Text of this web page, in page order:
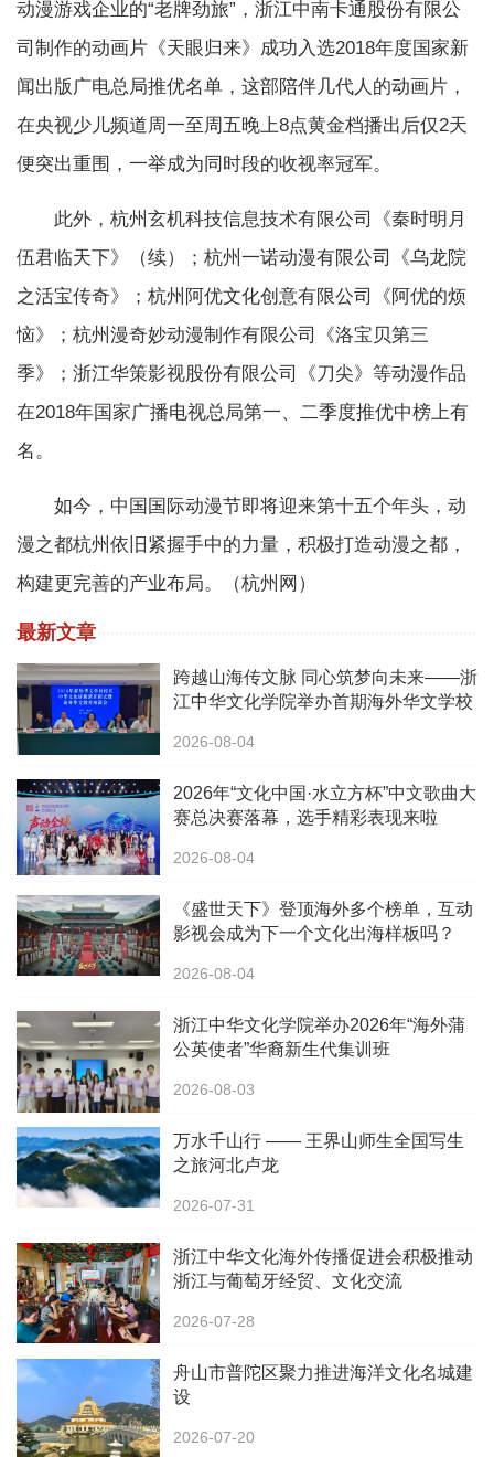
动漫游戏企业的“老牌劲旅”，浙江中南卡通股份有限公
司制作的动画片《天眼归来》成功入选2018年度国家新
闻出版广电总局推优名单，这部陪伴几代人的动画片，
在央视少儿频道周一至周五晚上8点黄金档播出后仅2天
便突出重围，一举成为同时段的收视率冠军。
此外，杭州玄机科技信息技术有限公司《秦时明月
伍君临天下》（续）；杭州一诺动漫有限公司《乌龙院
之活宝传奇》；杭州阿优文化创意有限公司《阿优的烦
恼》；杭州漫奇妙动漫制作有限公司《洛宝贝第三
季》；浙江华策影视股份有限公司《刀尖》等动漫作品
在2018年国家广播电视总局第一、二季度推优中榜上有
名。
如今，中国国际动漫节即将迎来第十五个年头，动
漫之都杭州依旧紧握手中的力量，积极打造动漫之都，
构建更完善的产业布局。（杭州网）
最新文章
跨越山海传文脉 同心筑梦向未来——浙
江中华文化学院举办首期海外华文学校
2026-08-04
2026年“文化中国·水立方杯”中文歌曲大
赛总决赛落幕，选手精彩表现来啦
2026-08-04
《盛世天下》登顶海外多个榜单，互动
影视会成为下一个文化出海样板吗？
2026-08-04
浙江中华文化学院举办2026年“海外蒲
公英使者”华裔新生代集训班
2026-08-03
万水千山行 —— 王界山师生全国写生
之旅河北卢龙
2026-07-31
浙江中华文化海外传播促进会积极推动
浙江与葡萄牙经贸、文化交流
2026-07-28
舟山市普陀区聚力推进海洋文化名城建
设
2026-07-20